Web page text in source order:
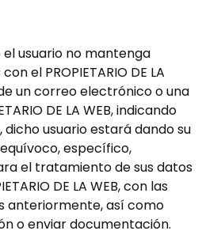
usuario no mantenga
el PROPIETARIO DE LA
un correo electrónico o una
DE LA WEB, indicando
usuario estará dando su
específico,
el tratamiento de sus datos
DE LA WEB, con las
anteriormente, así como
o enviar documentación.